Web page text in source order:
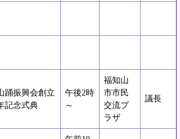
踊振興会創立
記念式典
午後2時
～
福知山
市市民
交流プ
ラザ
議長